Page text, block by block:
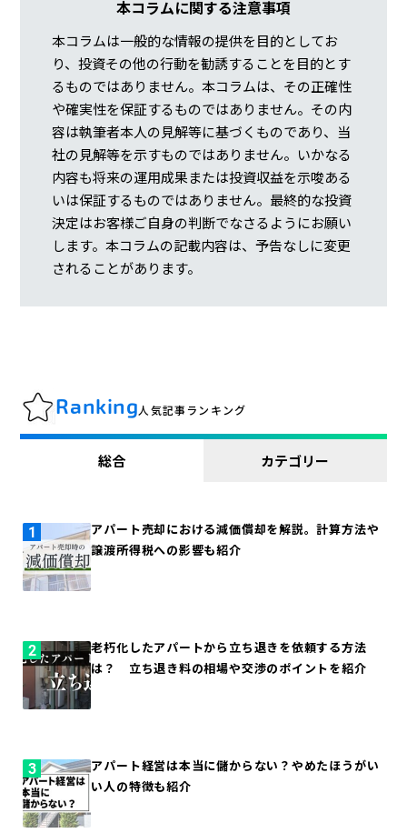
本コラムに関する注意事項
本コラムは一般的な情報の提供を目的としてお
り、投資その他の行動を勧誘することを目的とす
るものではありません。本コラムは、その正確性
や確実性を保証するものではありません。その内
容は執筆者本人の見解等に基づくものであり、当
社の見解等を示すものではありません。いかなる
内容も将来の運用成果または投資収益を示唆ある
いは保証するものではありません。最終的な投資
決定はお客様ご自身の判断でなさるようにお願い
します。本コラムの記載内容は、予告なしに変更
されることがあります。
Ranking人気記事ランキング
総合 カテゴリー
アパート売却における減価償却を解説。計算方法や
譲渡所得税への影響も紹介
老朽化したアパートから立ち退きを依頼する方法
は？ 立ち退き料の相場や交渉のポイントを紹介
アパート経営は本当に儲からない？やめたほうがい
い人の特徴も紹介